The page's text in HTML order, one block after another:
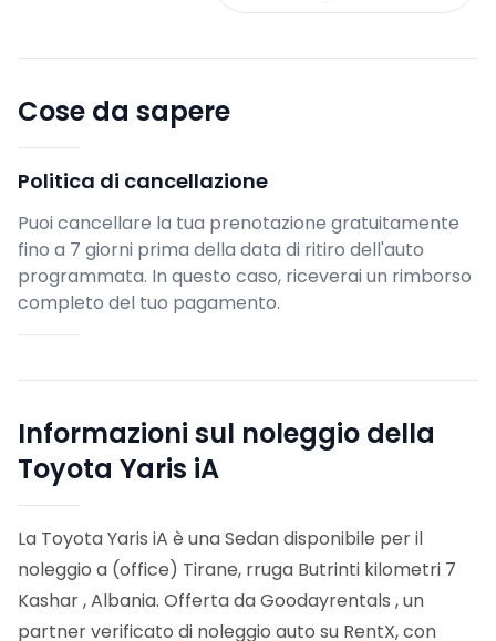
Cose da sapere
Politica di cancellazione
Puoi cancellare la tua prenotazione gratuitamente
fino a 7 giorni prima della data di ritiro dell'auto
programmata. In questo caso, riceverai un rimborso
completo del tuo pagamento.
Informazioni sul noleggio della
Toyota Yaris iA
La Toyota Yaris iA è una Sedan disponibile per il
noleggio a (office) Tirane, rruga Butrinti kilometri 7
Kashar , Albania. Offerta da Goodayrentals , un
partner verificato di noleggio auto su RentX, con